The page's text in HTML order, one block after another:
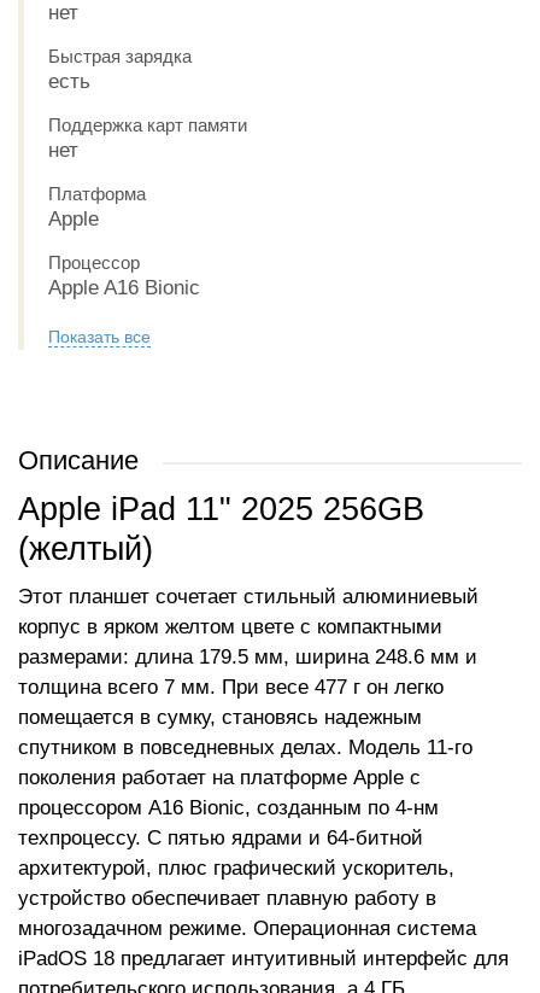
нет
Быстрая зарядка
есть
Поддержка карт памяти
нет
Платформа
Apple
Процессор
Apple A16 Bionic
Показать все
Описание
Apple iPad 11" 2025 256GB
(желтый)
Этот планшет сочетает стильный алюминиевый
корпус в ярком желтом цвете с компактными
размерами: длина 179.5 мм, ширина 248.6 мм и
толщина всего 7 мм. При весе 477 г он легко
помещается в сумку, становясь надежным
спутником в повседневных делах. Модель 11-го
поколения работает на платформе Apple с
процессором A16 Bionic, созданным по 4-нм
техпроцессу. С пятью ядрами и 64-битной
архитектурой, плюс графический ускоритель,
устройство обеспечивает плавную работу в
многозадачном режиме. Операционная система
iPadOS 18 предлагает интуитивный интерфейс для